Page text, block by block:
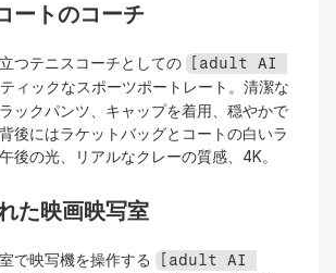
ートのコーチ
つテニスコーチとしての
[adult AI
ィックなスポーツポートレート。清潔な
ックパンツ、キャップを着用、穏やかで
後にはラケットバッグとコートの白いラ
後の光、リアルなクレーの質感、4K。
た映画映写室
で映写機を操作する
[adult AI